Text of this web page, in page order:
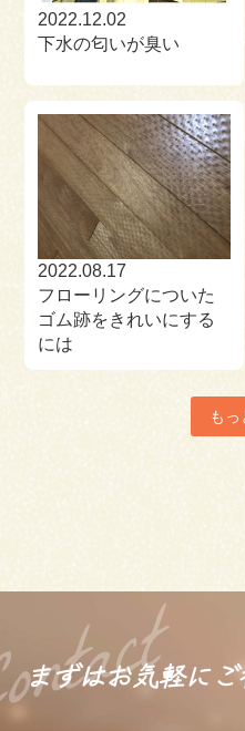
2022.12.02
下水の匂いが臭い
2022.08.17
フローリングについた
ゴム跡をきれいにする
には
もっ
まずはお気軽に